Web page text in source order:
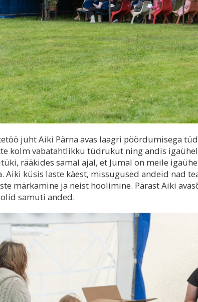
juht Aiki Pärna avas laagri pöördumisega
kolm vabatahtlikku tüdrukut ning andis
rääkides samal ajal, et Jumal on meile
Aiki küsis laste käest, missugused andeid nad
märkamine ja neist hoolimine. Pärast Aiki
samuti anded.